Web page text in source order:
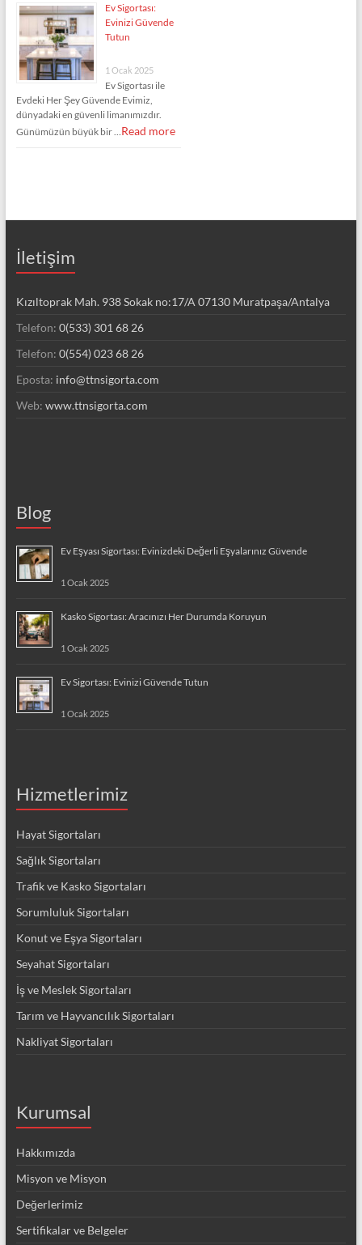
Ev Sigortası:
Evinizi Güvende
Tutun
1 Ocak 2025
Ev Sigortası ile
Evdeki Her Şey Güvende Evimiz,
dünyadaki en güvenli limanımızdır.
Günümüzün büyük bir … Read more
İletişim
Kızıltoprak Mah. 938 Sokak no:17/A 07130 Muratpaşa/Antalya
Telefon: 0(533) 301 68 26
Telefon: 0(554) 023 68 26
Eposta: info@ttnsigorta.com
Web: www.ttnsigorta.com
Blog
Ev Eşyası Sigortası: Evinizdeki Değerli Eşyalarınız Güvende
1 Ocak 2025
Kasko Sigortası: Aracınızı Her Durumda Koruyun
1 Ocak 2025
Ev Sigortası: Evinizi Güvende Tutun
1 Ocak 2025
Hizmetlerimiz
Hayat Sigortaları
Sağlık Sigortaları
Trafik ve Kasko Sigortaları
Sorumluluk Sigortaları
Konut ve Eşya Sigortaları
Seyahat Sigortaları
İş ve Meslek Sigortaları
Tarım ve Hayvancılık Sigortaları
Nakliyat Sigortaları
Kurumsal
Hakkımızda
Misyon ve Misyon
Değerlerimiz
Sertifikalar ve Belgeler